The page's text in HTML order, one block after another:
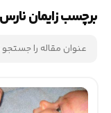
برچسب زایمان نارس